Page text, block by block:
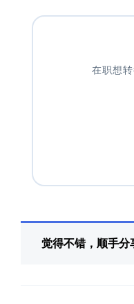
在职想
觉得不错，顺手分